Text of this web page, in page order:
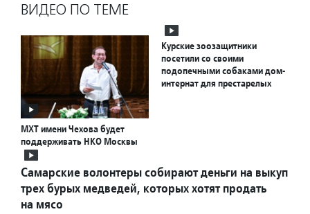
ВИДЕО ПО ТЕМЕ
МХТ имени Чехова будет
поддерживать НКО Москвы
Курские зоозащитники
посетили со своими
подопечными собаками дом-
интернат для престарелых
Самарские волонтеры собирают деньги на выкуп
трех бурых медведей, которых хотят продать
на мясо